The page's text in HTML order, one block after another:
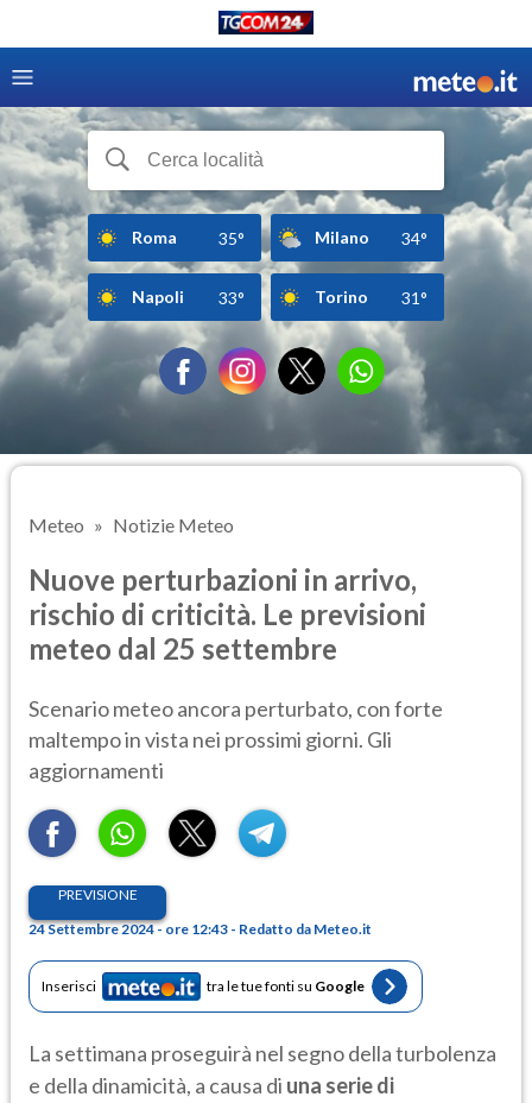
Roma 35° Milano 34°
Napoli 33° Torino 31°
Meteo Notizie Meteo
Nuove perturbazioni in arrivo,
rischio di criticità. Le previsioni
meteo dal 25 settembre
Scenario meteo ancora perturbato, con forte
maltempo in vista nei prossimi giorni. Gli
aggiornamenti
PREVISIONE
24 Settembre 2024 - ore 12:43 - Redatto da Meteo.it
Inserisci tra le tue fonti su Google
La settimana proseguirà nel segno della turbolenza
e della dinamicità, a causa di una serie di